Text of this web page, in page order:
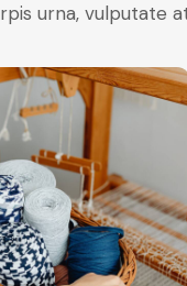
urna, vulputate